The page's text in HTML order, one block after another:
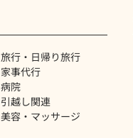
旅行・日帰り旅行
家事代行
病院
​引越し関連
美容・マッサージ